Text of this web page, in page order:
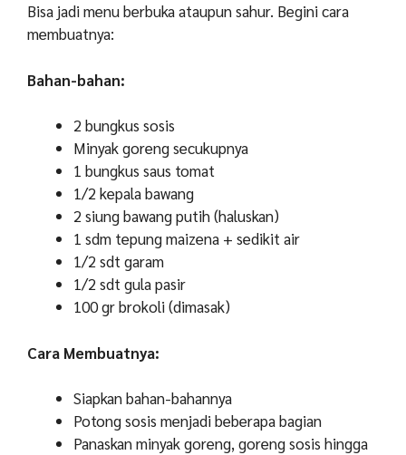
Bisa jadi menu berbuka ataupun sahur. Begini cara
membuatnya:
Bahan-bahan:
2 bungkus sosis
Minyak goreng secukupnya
1 bungkus saus tomat
1/2 kepala bawang
2 siung bawang putih (haluskan)
1 sdm tepung maizena + sedikit air
1/2 sdt garam
1/2 sdt gula pasir
100 gr brokoli (dimasak)
Cara Membuatnya:
Siapkan bahan-bahannya
Potong sosis menjadi beberapa bagian
Panaskan minyak goreng, goreng sosis hingga